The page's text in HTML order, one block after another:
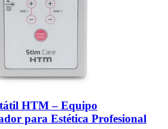
HTM – Equipo
para Estética Profesional